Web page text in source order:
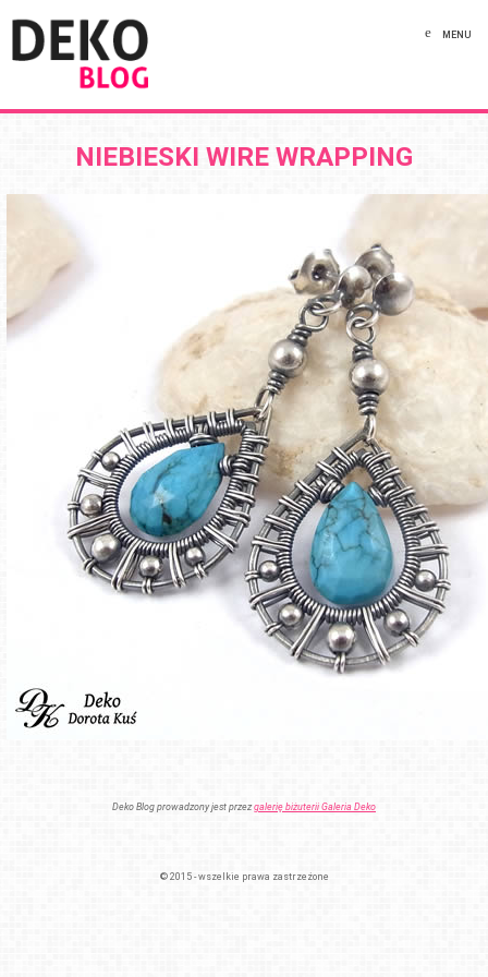
MENU
NIEBIESKI WIRE WRAPPING
Deko Blog prowadzony jest przezgalerię biżuterii Galeria Deko
© 2015 - wszelkie prawa zastrzeżone